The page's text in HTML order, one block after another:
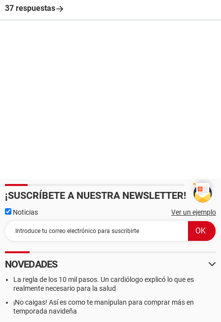
37 respuestas
¡SUSCRÍBETE A NUESTRA NEWSLETTER!
Noticias Ver un ejemplo
NOVEDADES
La regla de los 10 mil pasos. Un cardiólogo explicó lo que es
realmente necesario para la salud
¡No caigas! Así es como te manipulan para comprar más en
temporada navideña